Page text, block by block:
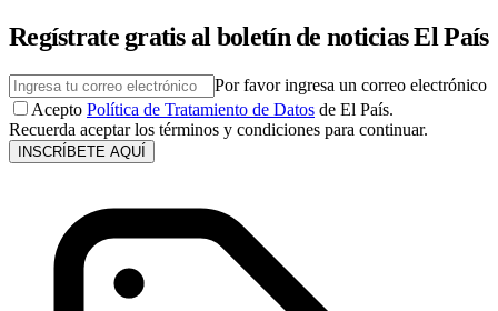
Regístrate gratis al boletín de noticias El País
Por favor ingresa un correo electrónico
Acepto Política de Tratamiento de Datos de El País.
Recuerda aceptar los términos y condiciones para continuar.
INSCRÍBETE AQUÍ